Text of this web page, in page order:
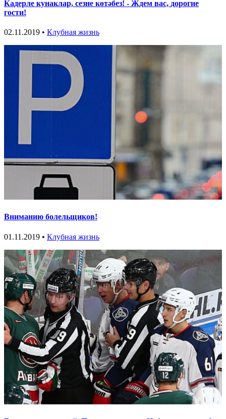
Кадерле кунаклар, сезне көтәбез! - Ждем вас, дорогие
гости!
02.11.2019 • Клубная жизнь
Вниманию болельщиков!
01.11.2019 • Клубная жизнь